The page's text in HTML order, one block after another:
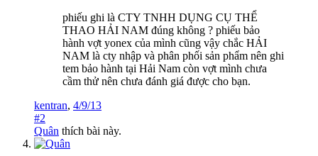
phiếu ghi là CTY TNHH DỤNG CỤ THỂ
THAO HẢI NAM đúng không ? phiếu bảo
hành vợt yonex của mình cũng vậy chắc HẢI
NAM là cty nhập và phân phối sản phẩm nên ghi
tem bảo hành tại Hải Nam còn vợt mình chưa
cầm thử nên chưa đánh giá được cho bạn.
kentran, 4/9/13
#2
Quân thích bài này.